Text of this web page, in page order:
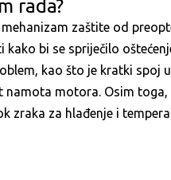
rada?
zaštite od
bi se spriječilo
kao što je kratki spoj
namota motora. Osim
zraka za hlađenje i